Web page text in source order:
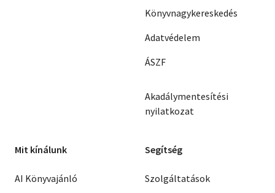
Könyvnagykereskedés
Adatvédelem
ÁSZF
Akadálymentesítési
nyilatkozat
Mit kínálunk
AI Könyvajánló
Segítség
Szolgáltatások